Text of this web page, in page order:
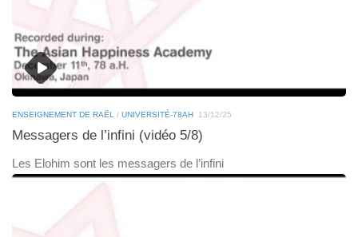
ENSEIGNEMENT DE RAËL / UNIVERSITÉ-78AH 13/12/25
Messagers de l’infini (vidéo 5/8)
Les Elohim sont les messagers de l’infini